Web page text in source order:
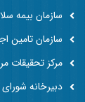
سازمان بیمه
سازمان تامین
مرکز تحقیقات
دبیرخانه